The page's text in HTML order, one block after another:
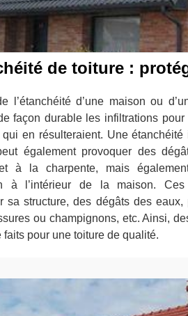
de toiture :
l’étanchéité d’une maison ou
façon durable les infiltrations
qui en résulteraient. Une
également provoquer des
et à la charpente, mais
à l’intérieur de la maison. Ces
sa structure, des dégâts des eaux,
ou champignons, etc. Ainsi,
faits pour une toiture de qualité.